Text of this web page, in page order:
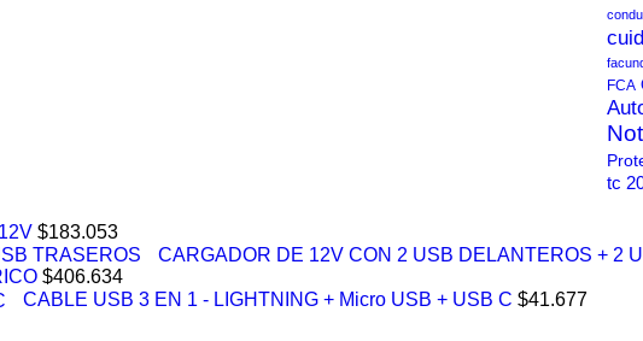
FCA
tc
$183.053
CARGADOR DE 12V CON 2 USB DELANTEROS + 2
$406.634
CABLE USB 3 EN 1 - LIGHTNING + Micro USB + USB C $41.677